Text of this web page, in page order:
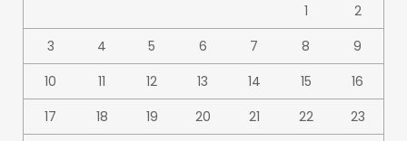
1
2
3
4 5 6 7 8
9
10
11 12 13 14 15
16
17
18 19 20 21 22
23